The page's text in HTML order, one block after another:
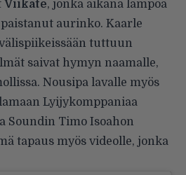
Viikate, jonka aikana lämpöä
aurinko. Kaarle
tuttuun
saivat hymyn naamalle,
Nousipa lavalle myös
Lyijykomppaniaa
Soundin Timo Isoahon
tapaus myös videolle, jonka